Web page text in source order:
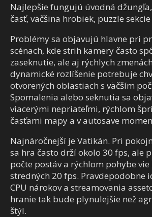
Najlepšie fungujú úvodná
časť, väčšina hrobiek, puzzle
Problémy sa objavujú hlavne pri
scénach, kde strih kamery často
zaseknutie, ale aj rýchlych
dynamické rozlíšenie potrebuje
otvorených oblastiach s väčším
Spomalenia alebo seknutia sa
viacerými nepriateľmi, rýchlom
časťami mapy a v autosave
Najnáročnejší je Vatikán. Pri
sa hra často drží okolo 30 fps, ale
počte postáv a rýchlom pohybe vie
stredných 20 fps. Pravdepodobne
CPU nárokov a streamovania
hranie tak bude plynulejšie než
štýl.